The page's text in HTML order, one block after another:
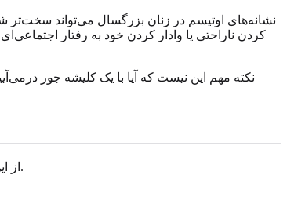
نشانه‌های اوتیسم در زنان بزرگسال می‌تواند سخت‌تر
کردن ناراحتی یا وادار کردن خود به رفتار
نکته مهم این نیست که آیا با یک کلیشه جور
از این چک‌لیست به عنوان ابزار فکر کردن استفاده کنید، نه برچسب. اگر چند مورد برایتان آشناست، نمونه‌هایی از کودکی، مدرسه، کار، خانه و روابط بنویسید.